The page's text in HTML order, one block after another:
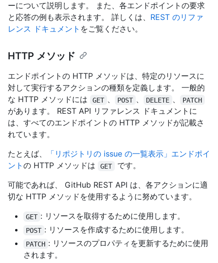
ーについて説明します。 また、各エンドポイントの要求
と応答の例も表示されます。 詳しくは、 REST のリファ
レンス ドキュメント をご覧ください。
HTTP メソッド
エンドポイントの HTTP メソッドは、特定のリソースに
対して実行するアクションの種類を定義します。 一般的
な HTTP メソッドには
GET 、 POST 、 DELETE 、 PATCH
があります。 REST API リファレンス ドキュメントに
は、すべてのエンドポイントの HTTP メソッドが記載さ
れています。
たとえば、
「リポジトリの issue の一覧表示」エンドポイ
ント の HTTP メソッドは GET
です。
可能であれば、 GitHub REST API は、各アクションに適
切な HTTP メソッドを使用するように努めています。
GET : リソースを取得するために使用します。
POST : リソースを作成するために使用します。
PATCH : リソースのプロパティを更新するために使用
されます。